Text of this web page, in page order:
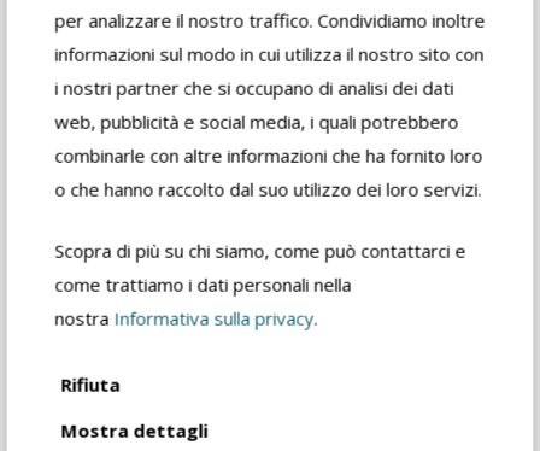
per analizzare il nostro traffico. Condividiamo inoltre
informazioni sul modo in cui utilizza il nostro sito con
i nostri partner che si occupano di analisi dei dati
web, pubblicità e social media, i quali potrebbero
combinarle con altre informazioni che ha fornito loro
o che hanno raccolto dal suo utilizzo dei loro servizi.
Scopra di più su chi siamo, come può contattarci e
come trattiamo i dati personali nella
nostra Informativa sulla privacy.
Rifiuta
Mostra dettagli
Scheda di
sicurezza
rivenditore
Catalogo prodotto
Richiedi informazioni